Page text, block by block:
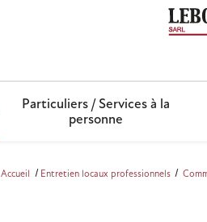
Particuliers / Services à la
personne
Accueil Entretien locaux professionnels